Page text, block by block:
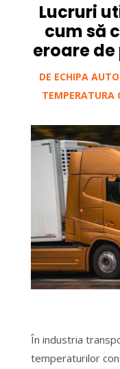
Lucruri
cum să
eroare
DE ECHIPA
TEMPERATURA
În industria
temperaturilor